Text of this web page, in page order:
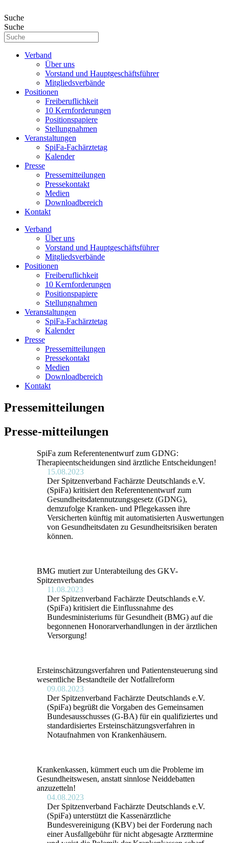
Suche
Suche
Verband
Über uns
Vorstand und Hauptgeschäftsführer
Mitgliedsverbände
Positionen
Freiberuflichkeit
10 Kernforderungen
Positionspapiere
Stellungnahmen
Veranstaltungen
SpiFa-Fachärztetag
Kalender
Presse
Pressemitteilungen
Pressekontakt
Medien
Downloadbereich
Kontakt
Verband
Über uns
Vorstand und Hauptgeschäftsführer
Mitgliedsverbände
Positionen
Freiberuflichkeit
10 Kernforderungen
Positionspapiere
Stellungnahmen
Veranstaltungen
SpiFa-Fachärztetag
Kalender
Presse
Pressemitteilungen
Pressekontakt
Medien
Downloadbereich
Kontakt
Pressemitteilungen
Presse-mitteilungen
SpiFa zum Referentenentwurf zum GDNG:
Therapieentscheidungen sind ärztliche Entscheidungen!
15.08.2023
Der Spitzenverband Fachärzte Deutschlands e.V.
(SpiFa) kritisiert den Referentenentwurf zum
Gesundheitsdatennutzungsgesetz (GDNG),
demzufolge Kranken- und Pflegekassen ihre
Versicherten künftig mit automatisierten Auswertungen
von Gesundheitsdaten zu Gesundheitsrisiken beraten
können.
BMG mutiert zur Unterabteilung des GKV-
Spitzenverbandes
11.08.2023
Der Spitzenverband Fachärzte Deutschlands e.V.
(SpiFa) kritisiert die Einflussnahme des
Bundesministeriums für Gesundheit (BMG) auf die
begonnenen Honorarverhandlungen in der ärztlichen
Versorgung!
Ersteinschätzungsverfahren und Patientensteuerung sind
wesentliche Bestandteile der Notfallreform
09.08.2023
Der Spitzenverband Fachärzte Deutschlands e.V.
(SpiFa) begrüßt die Vorgaben des Gemeinsamen
Bundesausschusses (G-BA) für ein qualifiziertes und
standardisiertes Ersteinschätzungsverfahren in
Notaufnahmen von Krankenhäusern.
Krankenkassen, kümmert euch um die Probleme im
Gesundheitswesen, anstatt sinnlose Neiddebatten
anzuzetteln!
04.08.2023
Der Spitzenverband Fachärzte Deutschlands e.V.
(SpiFa) unterstützt die Kassenärztliche
Bundesvereinigung (KBV) bei der Forderung nach
einer Ausfallgebühr für nicht abgesagte Arzttermine